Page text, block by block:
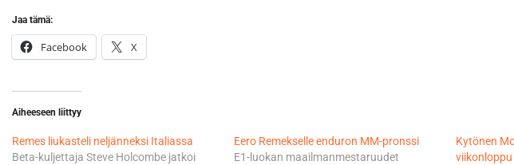
Jaa tämä:
Facebook X
Aiheeseen liittyy
Remes liukasteli neljänneksi Italiassa
Beta-kuljettaja Steve Holcombe jatkoi
Eero Remekselle enduron MM-pronssi
E1-luokan maailmanmestaruudet
Kytönen
viikonloppu